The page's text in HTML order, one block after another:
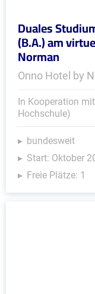
Duales
(B.A.) am
Norman
Onno Hotel by
In Kooperation
Hochschule)
bundesweit
Start: Oktober
Freie Plätze: 1